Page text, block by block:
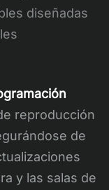
diseñadas
reproducción
de
y las salas de